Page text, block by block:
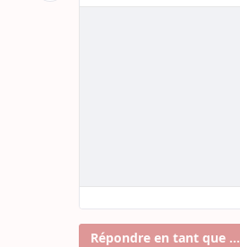
Répondre en tant que ...